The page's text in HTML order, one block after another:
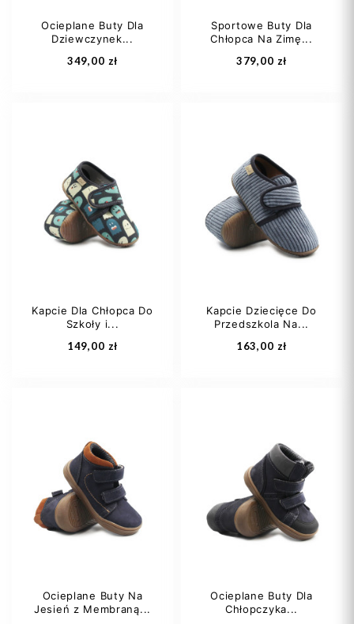
Dodaj do koszyka Dodaj do koszyka
Ocieplane Buty Dla
Dziewczynek...
349,00 zł
22
25
Dodaj do koszyka
Sportowe Buty Dla
Chłopca Na Zimę...
379,00 zł
27
30
31
Dodaj do koszyka
Kapcie Dla Chłopca Do
Szkoły i...
149,00 zł
21
23
24 +5
Dodaj do koszyka
Kapcie Dziecięce Do
Przedszkola Na...
163,00 zł
26
27
28
29
Dodaj do koszyka
Ocieplane Buty Na
Jesień z Membraną...
Ocieplane Buty Dla
Chłopczyka...